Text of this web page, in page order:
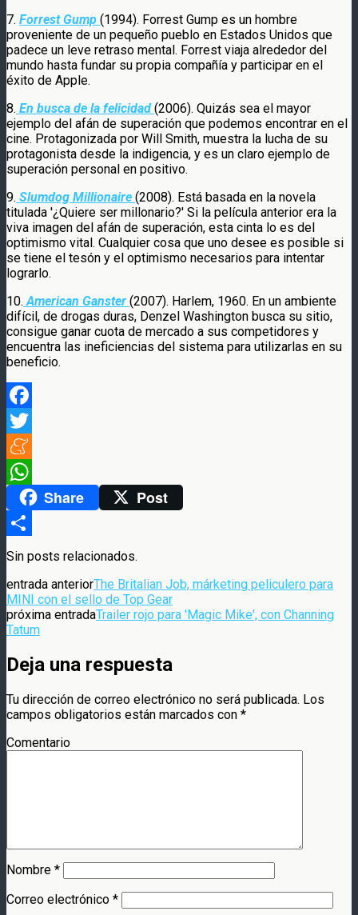
7. Forrest Gump (1994). Forrest Gump es un hombre
proveniente de un pequeño pueblo en Estados Unidos que
padece un leve retraso mental. Forrest viaja alrededor del
mundo hasta fundar su propia compañía y participar en el
éxito de Apple.
8. En busca de la felicidad (2006). Quizás sea el mayor
ejemplo del afán de superación que podemos encontrar en el
cine. Protagonizada por Will Smith, muestra la lucha de su
protagonista desde la indigencia, y es un claro ejemplo de
superación personal en positivo.
9. Slumdog Millionaire (2008). Está basada en la novela
titulada '¿Quiere ser millonario?' Si la película anterior era la
viva imagen del afán de superación, esta cinta lo es del
optimismo vital. Cualquier cosa que uno desee es posible si
se tiene el tesón y el optimismo necesarios para intentar
lograrlo.
10. American Ganster (2007). Harlem, 1960. En un ambiente
difícil, de drogas duras, Denzel Washington busca su sitio,
consigue ganar cuota de mercado a sus competidores y
encuentra las ineficiencias del sistema para utilizarlas en su
beneficio.
Facebook
Twitter
Meneame
WhatsAppShare Post
Compartir
Sin posts relacionados.
entrada anteriorThe Britalian Job, márketing peliculero para
MINI con el sello de Top Gear
próxima entradaTrailer rojo para 'Magic Mike', con Channing
Tatum
Deja una respuesta
Tu dirección de correo electrónico no será publicada. Los
campos obligatorios están marcados con *
Comentario
Nombre *
Correo electrónico *